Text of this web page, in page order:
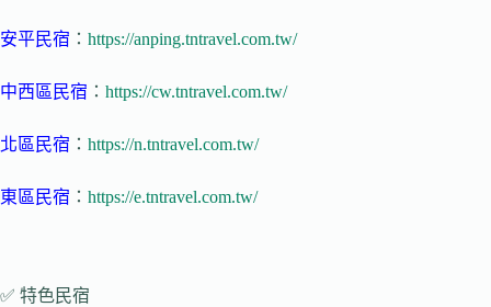
安平民宿 ： https://anping.tntravel.com.tw/
中西區民宿 ： https://cw.tntravel.com.tw/
北區民宿 ： https://n.tntravel.com.tw/
東區民宿 ： https://e.tntravel.com.tw/
✅ 特色民宿